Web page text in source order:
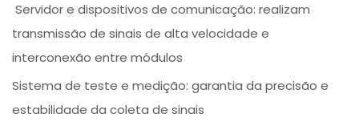
Servidor e dispositivos de comunicação: realizam
transmissão de sinais de alta velocidade e
interconexão entre módulos
Sistema de teste e medição: garantia da precisão e
estabilidade da coleta de sinais